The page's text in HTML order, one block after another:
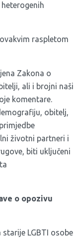
raspletom
Zakona o
ali i brojni naši
komentare.
obitelj,
životni partneri i
biti uključeni
o opozivu
starije LGBTI osobe